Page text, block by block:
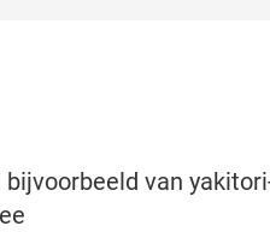
van